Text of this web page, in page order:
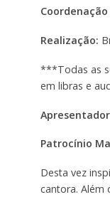
Realização:
***Todas as
em libras e
Patrocínio
Desta vez
cantora. Além